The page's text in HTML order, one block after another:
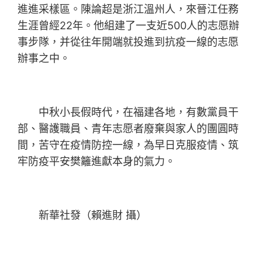
進進采樣區。陳論超是浙江溫州人，來晉江任務
生涯曾經22年。他組建了一支近500人的志愿辦
事步隊，并從往年開端就投進到抗疫一線的志愿
辦事之中。
中秋小長假時代，在福建各地，有數黨員干
部、醫護職員、青年志愿者廢棄與家人的團圓時
間，苦守在疫情防控一線，為早日克服疫情、筑
牢防疫平安樊籬進獻本身的氣力。
新華社發（賴進財 攝）